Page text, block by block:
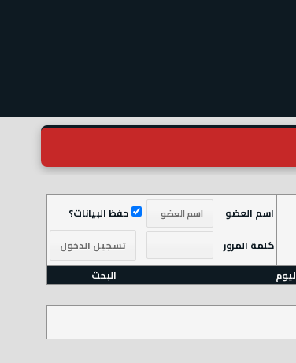
اسم العضو
حفظ البيانات؟
كلمة المرور
البحث